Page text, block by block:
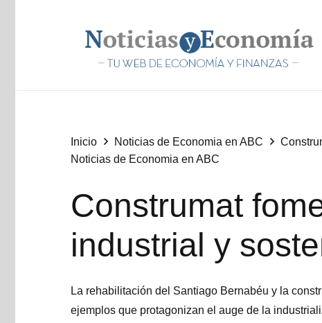
Inicio Noticias de Economia en ABC
Noticias de Economia en ABC
Construmat
industrial y
La rehabilitación del Santiago Bernabéu y la
ejemplos que protagonizan el auge de la